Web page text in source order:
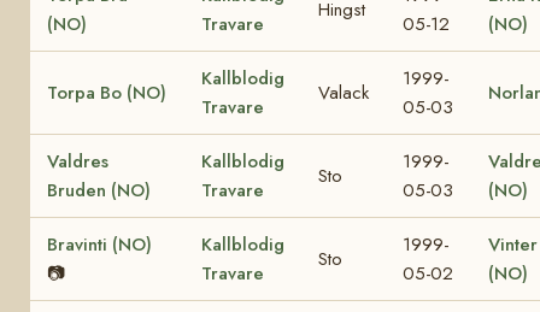
(NO)
Travare
Hingst
05-12
(NO)
Torpa Bo (NO)
Kallblodig
Travare
Valack
1999-
05-03
Valdres
Bruden (NO)
Kallblodig
Travare
Sto
1999-
05-03
(NO)
Bravinti (NO)
📷
Kallblodig
Travare
Sto
1999-
05-02
(NO)